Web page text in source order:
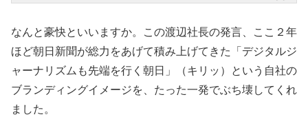
なんと豪快といいますか。この渡辺社長の発言、ここ２年
ほど朝日新聞が総力をあげて積み上げてきた「デジタルジ
ャーナリズムも先端を行く朝日」（キリッ）という自社の
ブランディングイメージを、たった一発でぶち壊してくれ
ました。